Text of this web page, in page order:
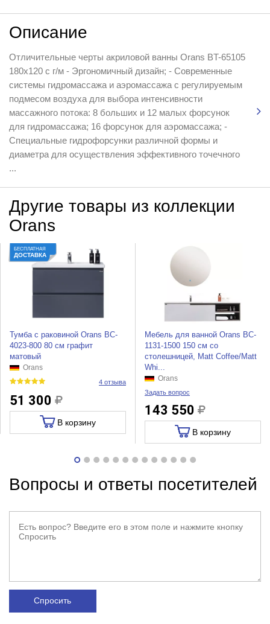
Описание
Отличительные черты акриловой ванны Orans BT-65105
180x120 с г/м - Эргономичный дизайн; - Современные
системы гидромассажа и аэромассажа с регулируемым
подмесом воздуха для выбора интенсивности
массажного потока: 8 больших и 12 малых форсунок
для гидромассажа; 16 форсунок для аэромассажа; -
Специальные гидрофорсунки различной формы и
диаметра для осуществления эффективного точечного
...
Другие товары из коллекции
Orans
БЕСПЛАТНАЯ
ДОСТАВКА
Тумба с раковиной Orans BC-
4023-800 80 см графит
матовый
Orans
4 отзыва
51 300
В корзину
Мебель для ванной Orans BC-
1131-1500 150 см со
столешницей, Matt Coffee/Matt
Whi...
Orans
Задать вопрос
143 550
В корзину
Вопросы и ответы посетителей
Спросить